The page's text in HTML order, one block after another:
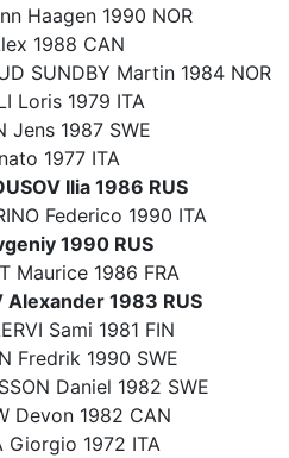
Haagen 1990 NOR
1988 CAN
SUNDBY Martin 1984 NOR
Loris 1979 ITA
Jens 1987 SWE
1977 ITA
Ilia 1986 RUS
Federico 1990 ITA
1990 RUS
Maurice 1986 FRA
Alexander 1983 RUS
Sami 1981 FIN
Fredrik 1990 SWE
Daniel 1982 SWE
Devon 1982 CAN
Giorgio 1972 ITA